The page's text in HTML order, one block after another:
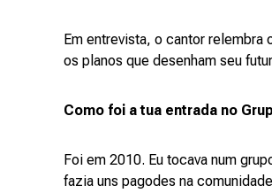
Em entrevista, o cantor
os planos que desenham seu
Como foi a tua entrada no
Foi em 2010. Eu tocava num
fazia uns pagodes na